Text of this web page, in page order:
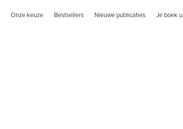
Onze keuze Bestsellers Nieuwe publicaties Je boek